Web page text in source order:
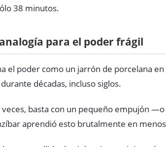
38 minutos.
para el poder frágil
el poder como un jarrón de porcelana
décadas, incluso siglos.
veces, basta con un pequeño empujón
aprendió esto brutalmente en